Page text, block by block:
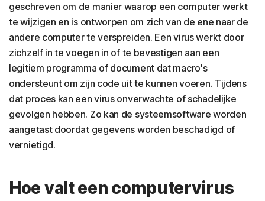
geschreven om de manier waarop een computer werkt
te wijzigen en is ontworpen om zich van de ene naar de
andere computer te verspreiden. Een virus werkt door
zichzelf in te voegen in of te bevestigen aan een
legitiem programma of document dat macro's
ondersteunt om zijn code uit te kunnen voeren. Tijdens
dat proces kan een virus onverwachte of schadelijke
gevolgen hebben. Zo kan de systeemsoftware worden
aangetast doordat gegevens worden beschadigd of
vernietigd.
Hoe valt een computervirus